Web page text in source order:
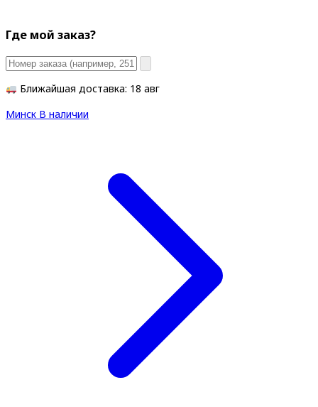
Где мой заказ?
Ближайшая доставка: 18 авг
Минск В наличии